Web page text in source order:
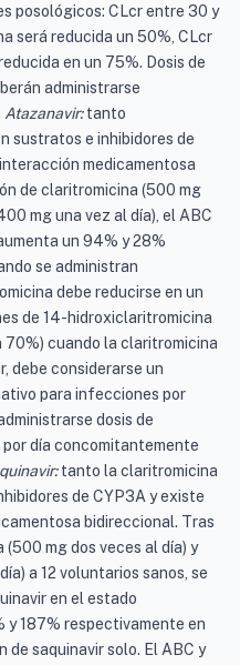
posológicos: CLcr entre 30 y
será reducida un 50%, CLcr
en un 75%. Dosis de
administrarse
Atazanavir:tanto
sustratos e inhibidores de
medicamentosa
de claritromicina (500 mg
mg una vez al día), el ABC
un 94% y 28%
se administran
debe reducirse en un
de 14-hidroxiclaritromicina
cuando la claritromicina
debe considerarse un
para infecciones por
dosis de
día concomitantemente
tanto la claritromicina
de CYP3A y existe
bidireccional. Tras
mg dos veces al día) y
a 12 voluntarios sanos, se
en el estado
y 187% respectivamente en
de saquinavir solo. El ABC y